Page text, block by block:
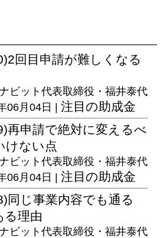
回目申請が難しくなる
ビット代表取締役・福井泰代
06月04日 | 注目の助成金
再申請で絶対に変えるべ
けない点
ビット代表取締役・福井泰代
06月04日 | 注目の助成金
同じ事業内容でも通る
る理由
ビット代表取締役・福井泰代